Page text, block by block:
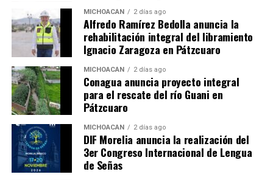
Octavio Ocampo Cordova: El
PRD Michoacán cierra el año
en Huetamo con unidad y
desafíos de 2025
30 diciembre, 2024
En "Política"
Octavio Ocampo dirige
encuentros del PRD
En "Política"
MICHOACÁN 2 días ago
Alfredo Ramírez Bedolla anuncia la
rehabilitación integral del libramiento
Ignacio Zaragoza en Pátzcuaro
MICHOACÁN 2 días ago
Conagua anuncia proyecto integral
para el rescate del río Guani en
Pátzcuaro
MICHOACÁN 2 días ago
DIF Morelia anuncia la realización del
3er Congreso Internacional de Lengua
de Señas